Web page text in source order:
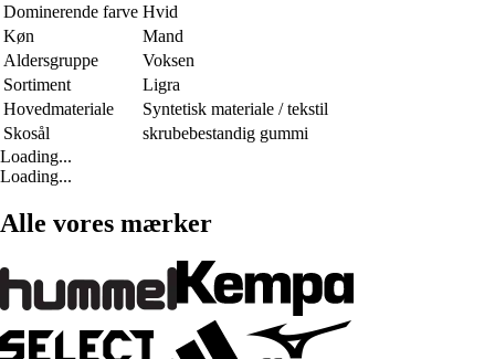
Dominerende farve Hvid
Køn
Mand
Aldersgruppe
Voksen
Sortiment
Ligra
Hovedmateriale
Syntetisk materiale / tekstil
Skosål
skrubebestandig gummi
Loading...
Loading...
Alle vores mærker